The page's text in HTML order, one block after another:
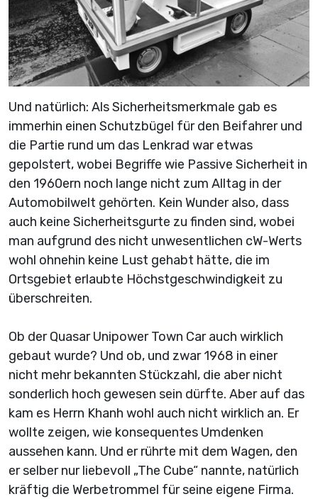
Und natürlich: Als Sicherheitsmerkmale gab es
immerhin einen Schutzbügel für den Beifahrer und
die Partie rund um das Lenkrad war etwas
gepolstert, wobei Begriffe wie Passive Sicherheit in
den 1960ern noch lange nicht zum Alltag in der
Automobilwelt gehörten. Kein Wunder also, dass
auch keine Sicherheitsgurte zu finden sind, wobei
man aufgrund des nicht unwesentlichen cW-Werts
wohl ohnehin keine Lust gehabt hätte, die im
Ortsgebiet erlaubte Höchstgeschwindigkeit zu
überschreiten.
Ob der Quasar Unipower Town Car auch wirklich
gebaut wurde? Und ob, und zwar 1968 in einer
nicht mehr bekannten Stückzahl, die aber nicht
sonderlich hoch gewesen sein dürfte. Aber auf das
kam es Herrn Khanh wohl auch nicht wirklich an. Er
wollte zeigen, wie konsequentes Umdenken
aussehen kann. Und er rührte mit dem Wagen, den
er selber nur liebevoll „The Cube“ nannte, natürlich
kräftig die Werbetrommel für seine eigene Firma.